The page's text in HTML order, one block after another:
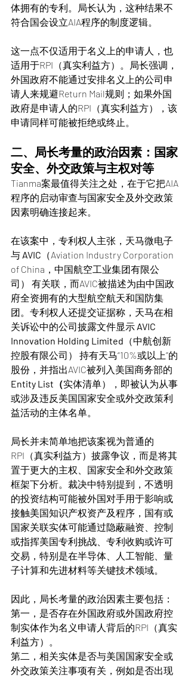
体拥有的专利。局长认为，这种结果不
符合国会设立AIA程序的制度逻辑。
这一点不仅适用于名义上的申请人，也
适用于RPI（真实利益方）。局长强调，
外国政府不能通过安排名义上的公司申
请人来规避Return Mail规则；如果外国
政府是申请人的RPI（真实利益方），该
申请同样可能被拒绝或终止。
二、局长考量的政治因素：国家
安全、外交政策与主权对等
Tianma案最值得关注之处，在于它把AIA
程序的启动审查与国家安全及外交政策
因素明确连接起来。
在该案中，专利权人主张，天马微电子
与 AVIC （Aviation Industry Corporation
of China，中国航空工业集团有限公
司） 有关联，而AVIC被描述为由中国政
府全资拥有的大型航空航天和国防集
团。专利权人还提交证据称，天马在相
关诉讼中的公司披露文件显示 AVIC
Innovation Holding Limited （中航创新
控股有限公司） 持有天马“10%或以上”的
股份，并指出AVIC被列入美国商务部的
Entity List（实体清单），即被认为从事
或涉及违反美国国家安全或外交政策利
益活动的主体名单。
局长并未简单地把该案视为普通的
RPI（真实利益方）披露争议，而是将其
置于更大的主权、国家安全和外交政策
框架下分析。裁决中特别提到，不透明
的投资结构可能被外国对手用于影响或
接触美国知识产权资产及程序，国有或
国家关联实体可能通过隐蔽融资、控制
或指挥美国专利挑战、专利收购或许可
交易，特别是在半导体、人工智能、量
子计算和先进材料等关键技术领域。
因此，局长考量的政治因素主要包括：
第一，是否存在外国政府或外国政府控
制实体作为名义申请人背后的RPI（真实
利益方）。
第二，相关实体是否与美国国家安全或
外交政策关注事项有关，例如是否出现